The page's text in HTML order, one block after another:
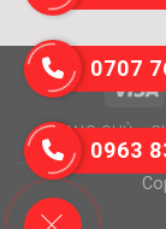
TRANG CHỦ
0707
0963